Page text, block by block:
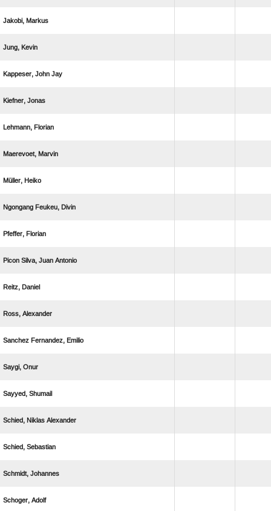
 
 
  
 
 
 
 
  
 
   
 
 
  
 
 
  
 
 
 